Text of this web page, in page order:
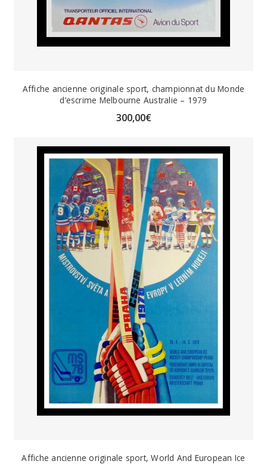
Affiche ancienne originale sport, championnat du Monde
d’escrime Melbourne Australie – 1979
300,00€
Affiche ancienne originale sport, World And European Ice